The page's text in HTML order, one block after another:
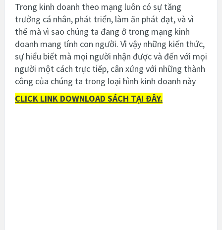
Trong kinh doanh theo mạng luôn có sự tăng
trưởng cá nhân, phát triển, làm ăn phát đạt, và vì
thế mà vì sao chúng ta đang ở trong mạng kinh
doanh mang tính con người. Vì vậy những kiến thức,
sự hiểu biết mà mọi người nhận được và đến với mọi
người một cách trực tiếp, cân xứng với những thành
công của chúng ta trong loại hình kinh doanh này
CLICK LINK DOWNLOAD SÁCH TẠI ĐÂY.